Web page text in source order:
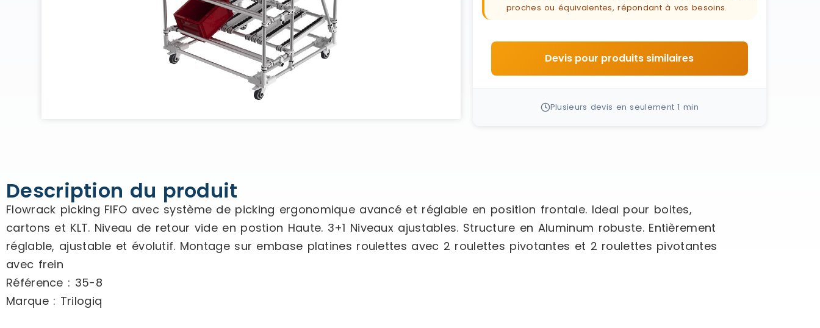
proches ou équivalentes, répondant à vos besoins.
Devis pour produits similaires
Plusieurs devis en seulement 1 min
Description du produit
Flowrack picking FIFO avec système de picking ergonomique avancé et réglable en position frontale. Ideal pour boites,
cartons et KLT. Niveau de retour vide en postion Haute. 3+1 Niveaux ajustables. Structure en Aluminum robuste. Entièrement
réglable, ajustable et évolutif. Montage sur embase platines roulettes avec 2 roulettes pivotantes et 2 roulettes pivotantes
avec frein
Référence : 35-8
Marque : Trilogiq